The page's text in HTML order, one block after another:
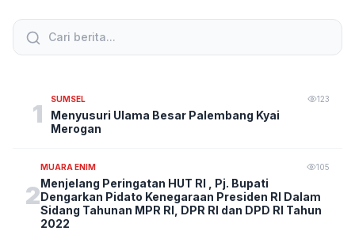
1
SUMSEL 123
Menyusuri Ulama Besar Palembang Kyai
Merogan
2
MUARA ENIM 105
Menjelang Peringatan HUT RI , Pj. Bupati
Dengarkan Pidato Kenegaraan Presiden RI Dalam
Sidang Tahunan MPR RI, DPR RI dan DPD RI Tahun
2022